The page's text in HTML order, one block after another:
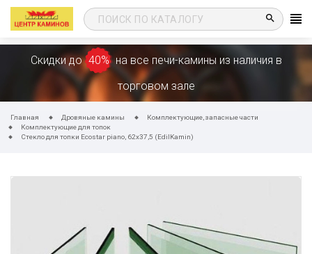
search
Скидки до 40% на все печи-камины из наличия в
торговом зале
Главная Дровяные камины
Комплектующие, запасные части
Комплектующие для топок
Стекло для топки Ecostar piano, 62x37,5 (EdilKamin)